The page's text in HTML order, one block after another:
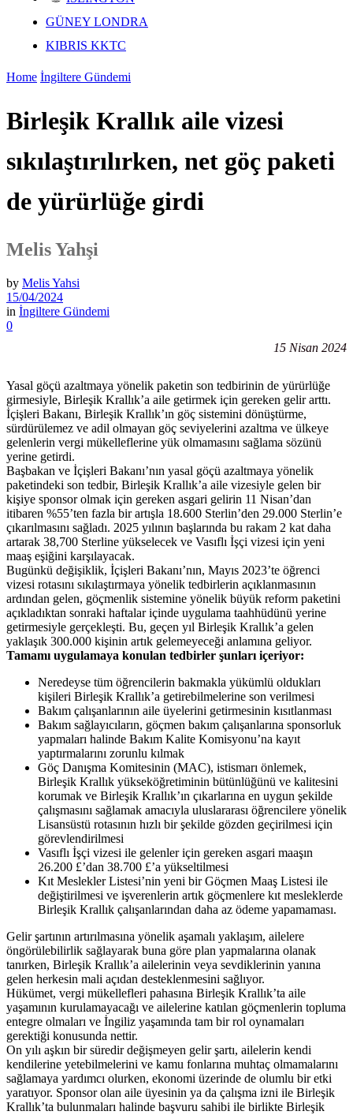
GÜNEY LONDRA
KIBRIS KKTC
Home İngiltere Gündemi
Birleşik Krallık aile vizesi
sıkılaştırılırken, net göç paketi
de yürürlüğe girdi
Melis Yahşi
by Melis Yahsi
15/04/2024
in İngiltere Gündemi
0
15 Nisan 2024
Yasal göçü azaltmaya yönelik paketin son tedbirinin de yürürlüğe
girmesiyle, Birleşik Krallık’a aile getirmek için gereken gelir arttı.
İçişleri Bakanı, Birleşik Krallık’ın göç sistemini dönüştürme,
sürdürülemez ve adil olmayan göç seviyelerini azaltma ve ülkeye
gelenlerin vergi mükelleflerine yük olmamasını sağlama sözünü
yerine getirdi.
Başbakan ve İçişleri Bakanı’nın yasal göçü azaltmaya yönelik
paketindeki son tedbir, Birleşik Krallık’a aile vizesiyle gelen bir
kişiye sponsor olmak için gereken asgari gelirin 11 Nisan’dan
itibaren %55’ten fazla bir artışla 18.600 Sterlin’den 29.000 Sterlin’e
çıkarılmasını sağladı. 2025 yılının başlarında bu rakam 2 kat daha
artarak 38,700 Sterline yükselecek ve Vasıflı İşçi vizesi için yeni
maaş eşiğini karşılayacak.
Bugünkü değişiklik, İçişleri Bakanı’nın, Mayıs 2023’te öğrenci
vizesi rotasını sıkılaştırmaya yönelik tedbirlerin açıklanmasının
ardından gelen, göçmenlik sistemine yönelik büyük reform paketini
açıkladıktan sonraki haftalar içinde uygulama taahhüdünü yerine
getirmesiyle gerçekleşti. Bu, geçen yıl Birleşik Krallık’a gelen
yaklaşık 300.000 kişinin artık gelemeyeceği anlamına geliyor.
Tamamı uygulamaya konulan tedbirler şunları içeriyor:
Neredeyse tüm öğrencilerin bakmakla yükümlü oldukları
kişileri Birleşik Krallık’a getirebilmelerine son verilmesi
Bakım çalışanlarının aile üyelerini getirmesinin kısıtlanması
Bakım sağlayıcıların, göçmen bakım çalışanlarına sponsorluk
yapmaları halinde Bakım Kalite Komisyonu’na kayıt
yaptırmalarını zorunlu kılmak
Göç Danışma Komitesinin (MAC), istismarı önlemek,
Birleşik Krallık yükseköğretiminin bütünlüğünü ve kalitesini
korumak ve Birleşik Krallık’ın çıkarlarına en uygun şekilde
çalışmasını sağlamak amacıyla uluslararası öğrencilere yönelik
Lisansüstü rotasının hızlı bir şekilde gözden geçirilmesi için
görevlendirilmesi
Vasıflı İşçi vizesi ile gelenler için gereken asgari maaşın
26.200 £’dan 38.700 £’a yükseltilmesi
Kıt Meslekler Listesi’nin yeni bir Göçmen Maaş Listesi ile
değiştirilmesi ve işverenlerin artık göçmenlere kıt mesleklerde
Birleşik Krallık çalışanlarından daha az ödeme yapamaması.
Gelir şartının artırılmasına yönelik aşamalı yaklaşım, ailelere
öngörülebilirlik sağlayarak buna göre plan yapmalarına olanak
tanırken, Birleşik Krallık’a ailelerinin veya sevdiklerinin yanına
gelen herkesin mali açıdan desteklenmesini sağlıyor.
Hükümet, vergi mükellefleri pahasına Birleşik Krallık’ta aile
yaşamının kurulamayacağı ve ailelerine katılan göçmenlerin topluma
entegre olmaları ve İngiliz yaşamında tam bir rol oynamaları
gerektiği konusunda nettir.
On yılı aşkın bir süredir değişmeyen gelir şartı, ailelerin kendi
kendilerine yetebilmelerini ve kamu fonlarına muhtaç olmamalarını
sağlamaya yardımcı olurken, ekonomi üzerinde de olumlu bir etki
yaratıyor. Sponsor olan aile üyesinin ya da çalışma izni ile Birleşik
Krallık’ta bulunmaları halinde başvuru sahibi ile birlikte Birleşik